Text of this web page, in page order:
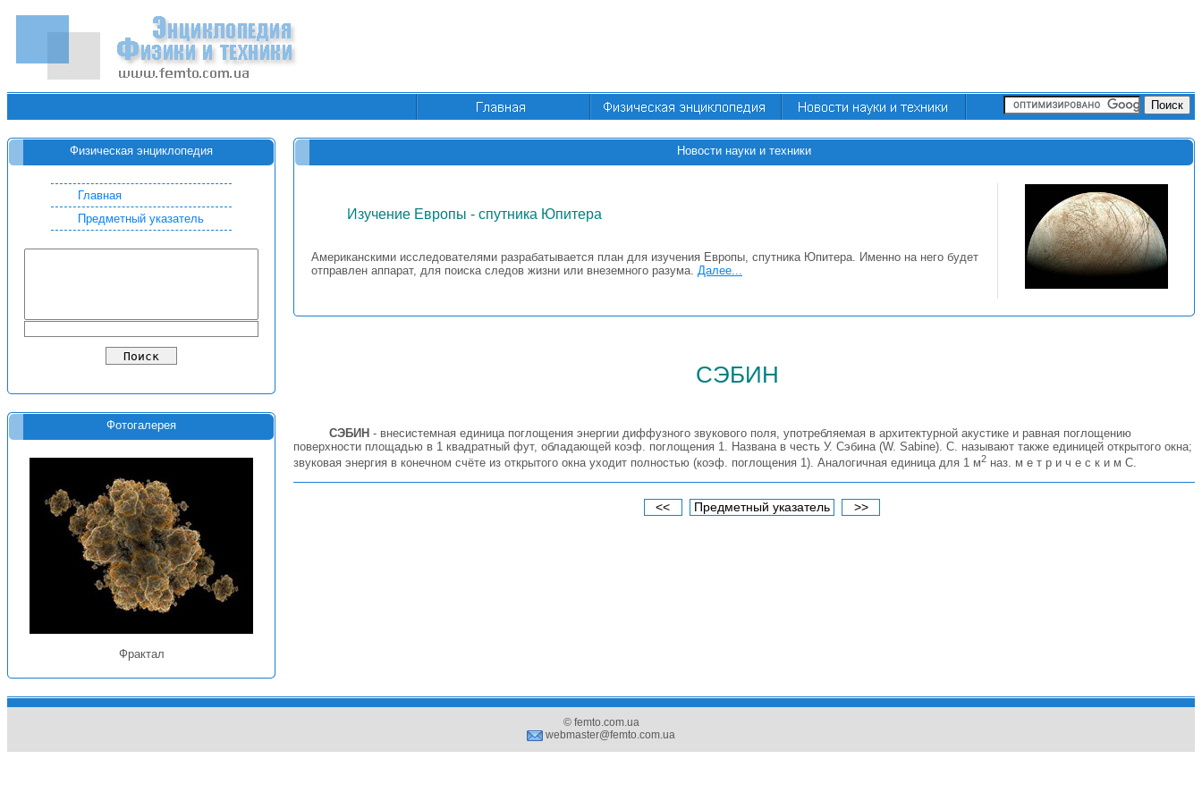
Физическая энциклопедия
Главная
Предметный указатель
Фотогалерея
Фрактал
Новости науки и техники
Изучение Европы - спутника Юпитера
Американскими исследователями разрабатывается план для изучения Европы, спутника Юпитера. Именно на него будет
отправлен аппарат, для поиска следов жизни или внеземного разума. Далее...
сэбин
СЭБИН - внесистемная единица поглощения энергии диффузного звукового поля, употребляемая в архитектурной акустике и равная поглощению
поверхности площадью в 1 квадратный фут, обладающей коэф. поглощения 1. Названа в честь У. Сэбина (W. Sabine). С. называют также единицей открытого окна;
звуковая энергия в конечном счёте из открытого окна уходит полностью (коэф. поглощения 1). Аналогичная единица для 1 м2 наз. м е т р и ч е с к и м С.
<< Предметный указатель >>
© femto.com.ua
webmaster@femto.com.ua